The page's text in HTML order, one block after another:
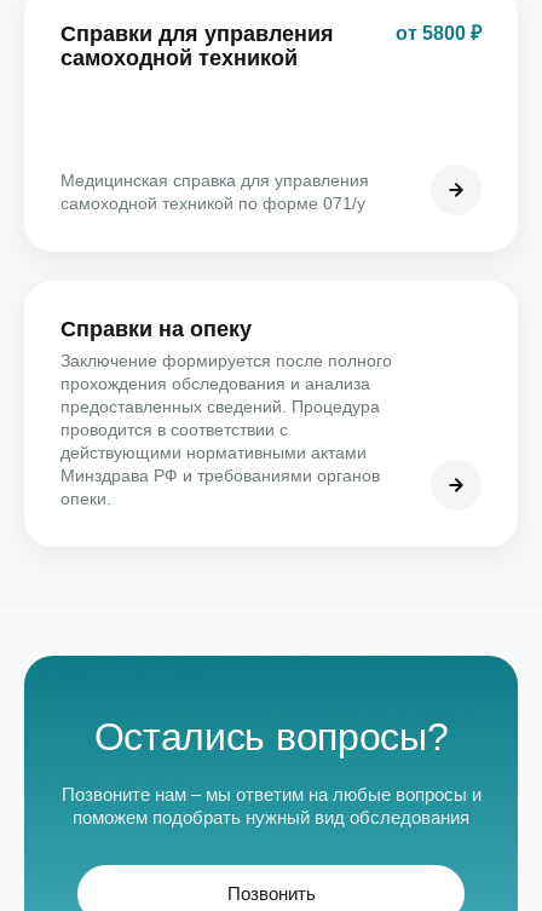
Справки для управления
самоходной техникой
от 5800 ₽
Медицинская справка для управления
самоходной техникой по форме 071/у
Справки на опеку
Заключение формируется после полного
прохождения обследования и анализа
предоставленных сведений. Процедура
проводится в соответствии с
действующими нормативными актами
Минздрава РФ и требованиями органов
опеки.
Остались вопросы?
Позвоните нам – мы ответим на любые вопросы и
поможем подобрать нужный вид обследования
Позвонить